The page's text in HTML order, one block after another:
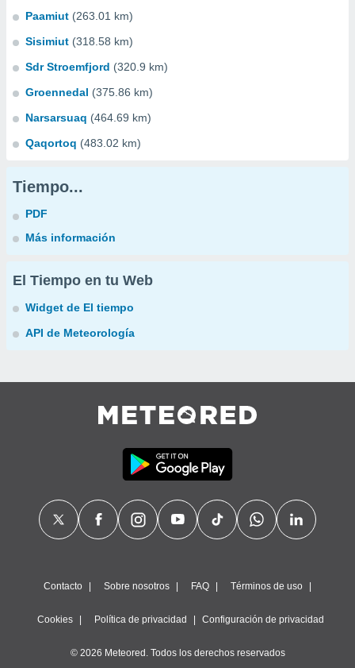
Paamiut (263.01 km)
Sisimiut (318.58 km)
Sdr Stroemfjord (320.9 km)
Groennedal (375.86 km)
Narsarsuaq (464.69 km)
Qaqortoq (483.02 km)
Tiempo...
PDF
Más información
El Tiempo en tu Web
Widget de El tiempo
API de Meteorología
Contacto Sobre nosotros FAQ Términos de uso
Cookies Política de privacidad Configuración de privacidad
© 2026 Meteored. Todos los derechos reservados